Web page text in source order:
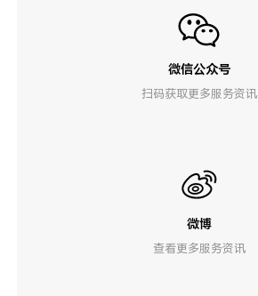
微信公众号
扫码获取更多服务资讯
微博
查看更多服务资讯